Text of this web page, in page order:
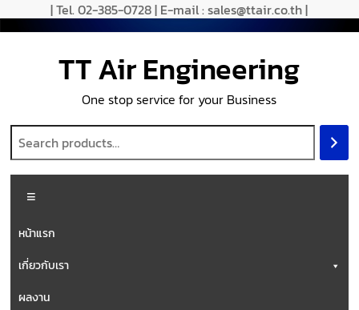
| Tel. 02-385-0728 | E-mail : sales@ttair.co.th |
TT Air Engineering
One stop service for your Business
หน้าแรก
เกี่ยวกับเรา
ผลงาน